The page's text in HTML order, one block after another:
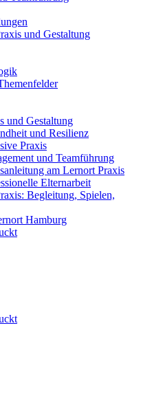
und Gestaltung
und Gestaltung
und Resilienz
Praxis
und Teamführung
am Lernort Praxis
Elternarbeit
Begleitung, Spielen,
Hamburg